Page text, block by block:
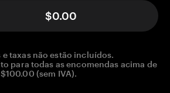
$0.00
e taxas não estão incluídos.
para todas as encomendas acima de
$100.00 (sem IVA).